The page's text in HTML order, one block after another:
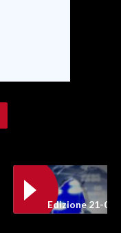
Edizione 21-05-